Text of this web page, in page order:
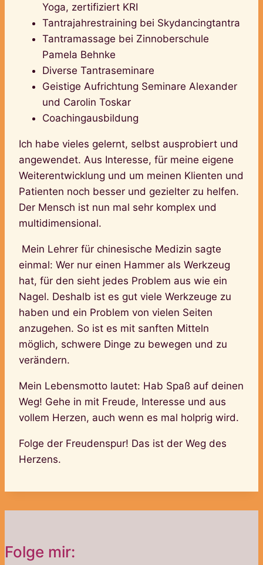
Yoga, zertifiziert KRI
Tantrajahrestraining bei Skydancingtantra
Tantramassage bei Zinnoberschule
Pamela Behnke
Diverse Tantraseminare
Geistige Aufrichtung Seminare Alexander
und Carolin Toskar
Coachingausbildung
Ich habe vieles gelernt, selbst ausprobiert und
angewendet. Aus Interesse, für meine eigene
Weiterentwicklung und um meinen Klienten und
Patienten noch besser und gezielter zu helfen.
Der Mensch ist nun mal sehr komplex und
multidimensional.
Mein Lehrer für chinesische Medizin sagte
einmal: Wer nur einen Hammer als Werkzeug
hat, für den sieht jedes Problem aus wie ein
Nagel. Deshalb ist es gut viele Werkzeuge zu
haben und ein Problem von vielen Seiten
anzugehen. So ist es mit sanften Mitteln
möglich, schwere Dinge zu bewegen und zu
verändern.
Mein Lebensmotto lautet: Hab Spaß auf deinen
Weg! Gehe in mit Freude, Interesse und aus
vollem Herzen, auch wenn es mal holprig wird.
Folge der Freudenspur! Das ist der Weg des
Herzens.
Folge mir: